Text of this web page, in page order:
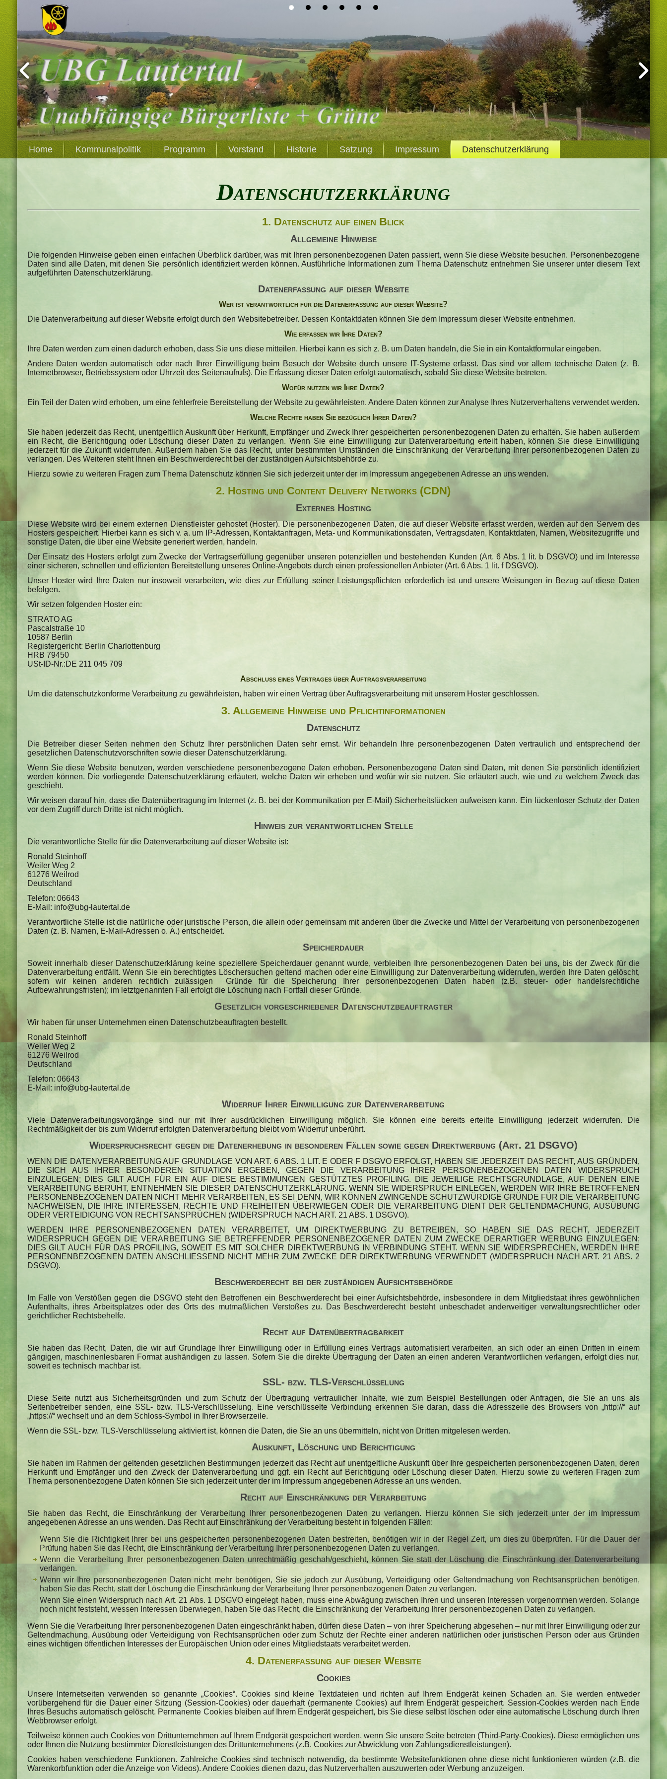
Home Kommunalpolitik Programm Vorstand Historie Satzung Impressum Datenschutzerklärung
Datenschutz­erklärung
1. Datenschutz auf einen Blick
Allgemeine Hinweise
Die folgenden Hinweise geben einen einfachen Überblick darüber, was mit Ihren personenbezogenen Daten passiert, wenn Sie diese Website besuchen. Personenbezogene
Daten sind alle Daten, mit denen Sie persönlich identifiziert werden können. Ausführliche Informationen zum Thema Datenschutz entnehmen Sie unserer unter diesem Text
aufgeführten Datenschutzerklärung.
Datenerfassung auf dieser Website
Wer ist verantwortlich für die Datenerfassung auf dieser Website?
Die Datenverarbeitung auf dieser Website erfolgt durch den Websitebetreiber. Dessen Kontaktdaten können Sie dem Impressum dieser Website entnehmen.
Wie erfassen wir Ihre Daten?
Ihre Daten werden zum einen dadurch erhoben, dass Sie uns diese mitteilen. Hierbei kann es sich z. B. um Daten handeln, die Sie in ein Kontaktformular eingeben.
Andere Daten werden automatisch oder nach Ihrer Einwilligung beim Besuch der Website durch unsere IT-Systeme erfasst. Das sind vor allem technische Daten (z. B.
Internetbrowser, Betriebssystem oder Uhrzeit des Seitenaufrufs). Die Erfassung dieser Daten erfolgt automatisch, sobald Sie diese Website betreten.
Wofür nutzen wir Ihre Daten?
Ein Teil der Daten wird erhoben, um eine fehlerfreie Bereitstellung der Website zu gewährleisten. Andere Daten können zur Analyse Ihres Nutzerverhaltens verwendet werden.
Welche Rechte haben Sie bezüglich Ihrer Daten?
Sie haben jederzeit das Recht, unentgeltlich Auskunft über Herkunft, Empfänger und Zweck Ihrer gespeicherten personenbezogenen Daten zu erhalten. Sie haben außerdem
ein Recht, die Berichtigung oder Löschung dieser Daten zu verlangen. Wenn Sie eine Einwilligung zur Datenverarbeitung erteilt haben, können Sie diese Einwilligung
jederzeit für die Zukunft widerrufen. Außerdem haben Sie das Recht, unter bestimmten Umständen die Einschränkung der Verarbeitung Ihrer personenbezogenen Daten zu
verlangen. Des Weiteren steht Ihnen ein Beschwerderecht bei der zuständigen Aufsichtsbehörde zu.
Hierzu sowie zu weiteren Fragen zum Thema Datenschutz können Sie sich jederzeit unter der im Impressum angegebenen Adresse an uns wenden.
2. Hosting und Content Delivery Networks (CDN)
Externes Hosting
Diese Website wird bei einem externen Dienstleister gehostet (Hoster). Die personenbezogenen Daten, die auf dieser Website erfasst werden, werden auf den Servern des
Hosters gespeichert. Hierbei kann es sich v. a. um IP-Adressen, Kontaktanfragen, Meta- und Kommunikationsdaten, Vertragsdaten, Kontaktdaten, Namen, Websitezugriffe und
sonstige Daten, die über eine Website generiert werden, handeln.
Der Einsatz des Hosters erfolgt zum Zwecke der Vertragserfüllung gegenüber unseren potenziellen und bestehenden Kunden (Art. 6 Abs. 1 lit. b DSGVO) und im Interesse
einer sicheren, schnellen und effizienten Bereitstellung unseres Online-Angebots durch einen professionellen Anbieter (Art. 6 Abs. 1 lit. f DSGVO).
Unser Hoster wird Ihre Daten nur insoweit verarbeiten, wie dies zur Erfüllung seiner Leistungspflichten erforderlich ist und unsere Weisungen in Bezug auf diese Daten
befolgen.
Wir setzen folgenden Hoster ein:
STRATO AG
Pascalstraße 10
10587 Berlin
Registergericht: Berlin Charlottenburg
HRB 79450
USt-ID-Nr.:DE 211 045 709
Abschluss eines Vertrages über Auftragsverarbeitung
Um die datenschutzkonforme Verarbeitung zu gewährleisten, haben wir einen Vertrag über Auftragsverarbeitung mit unserem Hoster geschlossen.
3. Allgemeine Hinweise und Pflicht­informationen
Datenschutz
Die Betreiber dieser Seiten nehmen den Schutz Ihrer persönlichen Daten sehr ernst. Wir behandeln Ihre personenbezogenen Daten vertraulich und entsprechend der
gesetzlichen Datenschutzvorschriften sowie dieser Datenschutzerklärung.
Wenn Sie diese Website benutzen, werden verschiedene personenbezogene Daten erhoben. Personenbezogene Daten sind Daten, mit denen Sie persönlich identifiziert
werden können. Die vorliegende Datenschutzerklärung erläutert, welche Daten wir erheben und wofür wir sie nutzen. Sie erläutert auch, wie und zu welchem Zweck das
geschieht.
Wir weisen darauf hin, dass die Datenübertragung im Internet (z. B. bei der Kommunikation per E-Mail) Sicherheitslücken aufweisen kann. Ein lückenloser Schutz der Daten
vor dem Zugriff durch Dritte ist nicht möglich.
Hinweis zur verantwortlichen Stelle
Die verantwortliche Stelle für die Datenverarbeitung auf dieser Website ist:
Ronald Steinhoff
Weiler Weg 2
61276 Weilrod
Deutschland
Telefon: 06643
E-Mail: info@ubg-lautertal.de
Verantwortliche Stelle ist die natürliche oder juristische Person, die allein oder gemeinsam mit anderen über die Zwecke und Mittel der Verarbeitung von personenbezogenen
Daten (z. B. Namen, E-Mail-Adressen o. Ä.) entscheidet.
Speicherdauer
Soweit innerhalb dieser Datenschutzerklärung keine speziellere Speicherdauer genannt wurde, verbleiben Ihre personenbezogenen Daten bei uns, bis der Zweck für die
Datenverarbeitung entfällt. Wenn Sie ein berechtigtes Löschersuchen geltend machen oder eine Einwilligung zur Datenverarbeitung widerrufen, werden Ihre Daten gelöscht,
sofern wir keinen anderen rechtlich zulässigen Gründe für die Speicherung Ihrer personenbezogenen Daten haben (z.B. steuer- oder handelsrechtliche
Aufbewahrungsfristen); im letztgenannten Fall erfolgt die Löschung nach Fortfall dieser Gründe.
Gesetzlich vorgeschriebener Datenschutz­beauftragter
Wir haben für unser Unternehmen einen Datenschutzbeauftragten bestellt.
Ronald Steinhoff
Weiler Weg 2
61276 Weilrod
Deutschland
Telefon: 06643
E-Mail: info@ubg-lautertal.de
Widerruf Ihrer Einwilligung zur Datenverarbeitung
Viele Datenverarbeitungsvorgänge sind nur mit Ihrer ausdrücklichen Einwilligung möglich. Sie können eine bereits erteilte Einwilligung jederzeit widerrufen. Die
Rechtmäßigkeit der bis zum Widerruf erfolgten Datenverarbeitung bleibt vom Widerruf unberührt.
Widerspruchsrecht gegen die Datenerhebung in besonderen Fällen sowie gegen Direktwerbung (Art. 21 DSGVO)
WENN DIE DATENVERARBEITUNG AUF GRUNDLAGE VON ART. 6 ABS. 1 LIT. E ODER F DSGVO ERFOLGT, HABEN SIE JEDERZEIT DAS RECHT, AUS GRÜNDEN,
DIE SICH AUS IHRER BESONDEREN SITUATION ERGEBEN, GEGEN DIE VERARBEITUNG IHRER PERSONENBEZOGENEN DATEN WIDERSPRUCH
EINZULEGEN; DIES GILT AUCH FÜR EIN AUF DIESE BESTIMMUNGEN GESTÜTZTES PROFILING. DIE JEWEILIGE RECHTSGRUNDLAGE, AUF DENEN EINE
VERARBEITUNG BERUHT, ENTNEHMEN SIE DIESER DATENSCHUTZERKLÄRUNG. WENN SIE WIDERSPRUCH EINLEGEN, WERDEN WIR IHRE BETROFFENEN
PERSONENBEZOGENEN DATEN NICHT MEHR VERARBEITEN, ES SEI DENN, WIR KÖNNEN ZWINGENDE SCHUTZWÜRDIGE GRÜNDE FÜR DIE VERARBEITUNG
NACHWEISEN, DIE IHRE INTERESSEN, RECHTE UND FREIHEITEN ÜBERWIEGEN ODER DIE VERARBEITUNG DIENT DER GELTENDMACHUNG, AUSÜBUNG
ODER VERTEIDIGUNG VON RECHTSANSPRÜCHEN (WIDERSPRUCH NACH ART. 21 ABS. 1 DSGVO).
WERDEN IHRE PERSONENBEZOGENEN DATEN VERARBEITET, UM DIREKTWERBUNG ZU BETREIBEN, SO HABEN SIE DAS RECHT, JEDERZEIT
WIDERSPRUCH GEGEN DIE VERARBEITUNG SIE BETREFFENDER PERSONENBEZOGENER DATEN ZUM ZWECKE DERARTIGER WERBUNG EINZULEGEN;
DIES GILT AUCH FÜR DAS PROFILING, SOWEIT ES MIT SOLCHER DIREKTWERBUNG IN VERBINDUNG STEHT. WENN SIE WIDERSPRECHEN, WERDEN IHRE
PERSONENBEZOGENEN DATEN ANSCHLIESSEND NICHT MEHR ZUM ZWECKE DER DIREKTWERBUNG VERWENDET (WIDERSPRUCH NACH ART. 21 ABS. 2
DSGVO).
Beschwerde­recht bei der zuständigen Aufsichts­behörde
Im Falle von Verstößen gegen die DSGVO steht den Betroffenen ein Beschwerderecht bei einer Aufsichtsbehörde, insbesondere in dem Mitgliedstaat ihres gewöhnlichen
Aufenthalts, ihres Arbeitsplatzes oder des Orts des mutmaßlichen Verstoßes zu. Das Beschwerderecht besteht unbeschadet anderweitiger verwaltungsrechtlicher oder
gerichtlicher Rechtsbehelfe.
Recht auf Daten­übertrag­barkeit
Sie haben das Recht, Daten, die wir auf Grundlage Ihrer Einwilligung oder in Erfüllung eines Vertrags automatisiert verarbeiten, an sich oder an einen Dritten in einem
gängigen, maschinenlesbaren Format aushändigen zu lassen. Sofern Sie die direkte Übertragung der Daten an einen anderen Verantwortlichen verlangen, erfolgt dies nur,
soweit es technisch machbar ist.
SSL- bzw. TLS-Verschlüsselung
Diese Seite nutzt aus Sicherheitsgründen und zum Schutz der Übertragung vertraulicher Inhalte, wie zum Beispiel Bestellungen oder Anfragen, die Sie an uns als
Seitenbetreiber senden, eine SSL- bzw. TLS-Verschlüsselung. Eine verschlüsselte Verbindung erkennen Sie daran, dass die Adresszeile des Browsers von „http://“ auf
„https://“ wechselt und an dem Schloss-Symbol in Ihrer Browserzeile.
Wenn die SSL- bzw. TLS-Verschlüsselung aktiviert ist, können die Daten, die Sie an uns übermitteln, nicht von Dritten mitgelesen werden.
Auskunft, Löschung und Berichtigung
Sie haben im Rahmen der geltenden gesetzlichen Bestimmungen jederzeit das Recht auf unentgeltliche Auskunft über Ihre gespeicherten personenbezogenen Daten, deren
Herkunft und Empfänger und den Zweck der Datenverarbeitung und ggf. ein Recht auf Berichtigung oder Löschung dieser Daten. Hierzu sowie zu weiteren Fragen zum
Thema personenbezogene Daten können Sie sich jederzeit unter der im Impressum angegebenen Adresse an uns wenden.
Recht auf Einschränkung der Verarbeitung
Sie haben das Recht, die Einschränkung der Verarbeitung Ihrer personenbezogenen Daten zu verlangen. Hierzu können Sie sich jederzeit unter der im Impressum
angegebenen Adresse an uns wenden. Das Recht auf Einschränkung der Verarbeitung besteht in folgenden Fällen:
Wenn Sie die Richtigkeit Ihrer bei uns gespeicherten personenbezogenen Daten bestreiten, benötigen wir in der Regel Zeit, um dies zu überprüfen. Für die Dauer der
Prüfung haben Sie das Recht, die Einschränkung der Verarbeitung Ihrer personenbezogenen Daten zu verlangen.
Wenn die Verarbeitung Ihrer personenbezogenen Daten unrechtmäßig geschah/geschieht, können Sie statt der Löschung die Einschränkung der Datenverarbeitung
verlangen.
Wenn wir Ihre personenbezogenen Daten nicht mehr benötigen, Sie sie jedoch zur Ausübung, Verteidigung oder Geltendmachung von Rechtsansprüchen benötigen,
haben Sie das Recht, statt der Löschung die Einschränkung der Verarbeitung Ihrer personenbezogenen Daten zu verlangen.
Wenn Sie einen Widerspruch nach Art. 21 Abs. 1 DSGVO eingelegt haben, muss eine Abwägung zwischen Ihren und unseren Interessen vorgenommen werden. Solange
noch nicht feststeht, wessen Interessen überwiegen, haben Sie das Recht, die Einschränkung der Verarbeitung Ihrer personenbezogenen Daten zu verlangen.
Wenn Sie die Verarbeitung Ihrer personenbezogenen Daten eingeschränkt haben, dürfen diese Daten – von ihrer Speicherung abgesehen – nur mit Ihrer Einwilligung oder zur
Geltendmachung, Ausübung oder Verteidigung von Rechtsansprüchen oder zum Schutz der Rechte einer anderen natürlichen oder juristischen Person oder aus Gründen
eines wichtigen öffentlichen Interesses der Europäischen Union oder eines Mitgliedstaats verarbeitet werden.
4. Datenerfassung auf dieser Website
Cookies
Unsere Internetseiten verwenden so genannte „Cookies“. Cookies sind kleine Textdateien und richten auf Ihrem Endgerät keinen Schaden an. Sie werden entweder
vorübergehend für die Dauer einer Sitzung (Session-Cookies) oder dauerhaft (permanente Cookies) auf Ihrem Endgerät gespeichert. Session-Cookies werden nach Ende
Ihres Besuchs automatisch gelöscht. Permanente Cookies bleiben auf Ihrem Endgerät gespeichert, bis Sie diese selbst löschen oder eine automatische Löschung durch Ihren
Webbrowser erfolgt.
Teilweise können auch Cookies von Drittunternehmen auf Ihrem Endgerät gespeichert werden, wenn Sie unsere Seite betreten (Third-Party-Cookies). Diese ermöglichen uns
oder Ihnen die Nutzung bestimmter Dienstleistungen des Drittunternehmens (z.B. Cookies zur Abwicklung von Zahlungsdienstleistungen).
Cookies haben verschiedene Funktionen. Zahlreiche Cookies sind technisch notwendig, da bestimmte Websitefunktionen ohne diese nicht funktionieren würden (z.B. die
Warenkorbfunktion oder die Anzeige von Videos). Andere Cookies dienen dazu, das Nutzerverhalten auszuwerten oder Werbung anzuzeigen.